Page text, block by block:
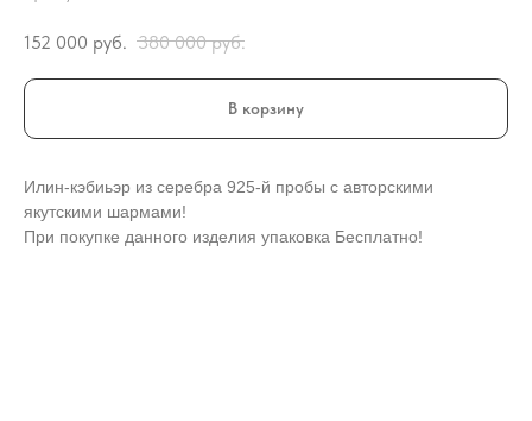
152 000 руб. 380 000 руб.
В корзину
Илин-кэбиьэр из серебра 925-й пробы с авторскими
якутскими шармами!
При покупке данного изделия упаковка Бесплатно!